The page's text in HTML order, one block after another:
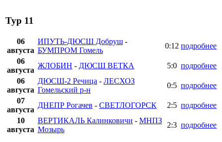
Тур 11
06
августа
ИПУТЬ-ДЮСШ Добруш -
БУМПРОМ Гомель
0:12 подробнее
06
августа
ЖЛОБИН - ДЮСШ ВЕТКА 5:0 подробнее
06
августа
ДЮСШ-2 Речица - ЛЕСХОЗ
Гомельский р-н
0:5 подробнее
07
августа
ДНЕПР Рогачев - СВЕТЛОГОРСК 2:5 подробнее
10
августа
ВЕРТИКАЛЬ Калинковичи - МНПЗ
Мозырь
2:3 подробнее